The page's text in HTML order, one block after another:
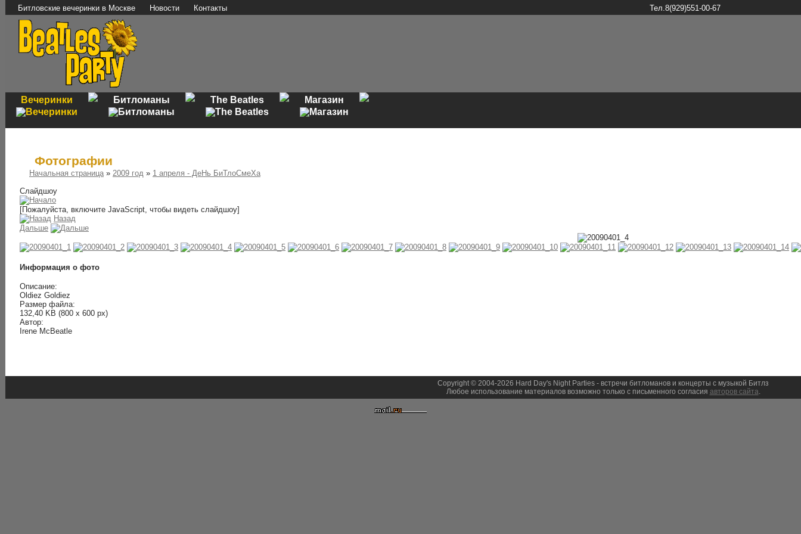
Битловские вечеринки в Москве Новости Контакты Тел.8(929)551-00-67
Вечеринки Битломаны The Beatles Магазин
Фотографии
Начальная страница» 2009 год » 1 апреля - ДеНь БиТлоСмеХа
Слайдшоу
[Пожалуйста, включите JavaScript, чтобы видеть слайдшоу]
Назад
Дальше
Информация о фото
Описание:
Oldiez Goldiez
Размер файла:
132,40 KB (800 x 600 px)
Автор:
Irene McBeatle
Copyright © 2004-2026 Hard Day's Night Parties - встречи битломанов и концерты с музыкой Битлз
Любое использование материалов возможно только с письменного согласия авторов сайта.